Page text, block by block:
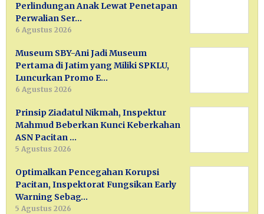
Perlindungan Anak Lewat Penetapan
Perwalian Ser…
6 Agustus 2026
Museum SBY-Ani Jadi Museum
Pertama di Jatim yang Miliki SPKLU,
Luncurkan Promo E…
6 Agustus 2026
Prinsip Ziadatul Nikmah, Inspektur
Mahmud Beberkan Kunci Keberkahan
ASN Pacitan …
5 Agustus 2026
Optimalkan Pencegahan Korupsi
Pacitan, Inspektorat Fungsikan Early
Warning Sebag…
5 Agustus 2026